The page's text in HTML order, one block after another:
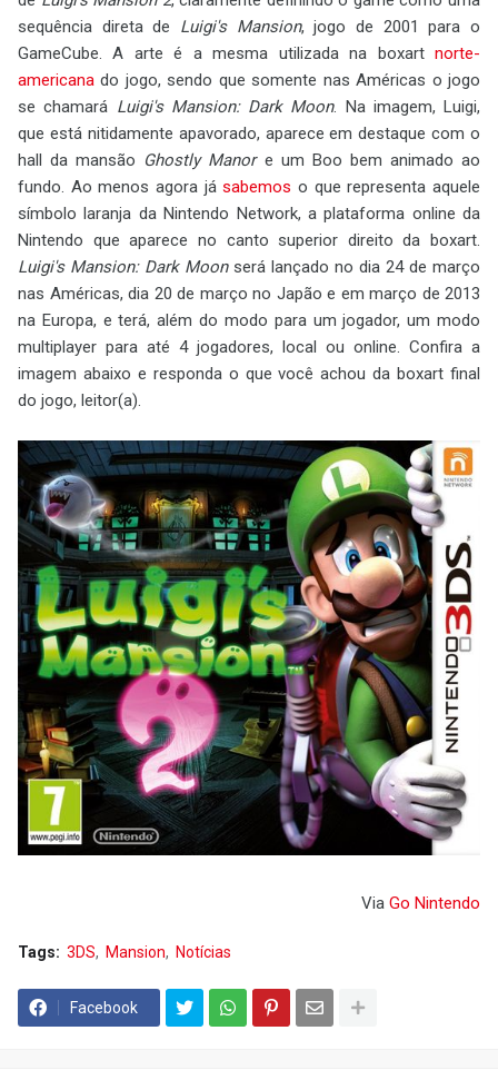
sequência direta de Luigi's Mansion, jogo de 2001 para o
GameCube. A arte é a mesma utilizada na boxart norte-
americana do jogo, sendo que somente nas Américas o jogo
se chamará Luigi's Mansion: Dark Moon. Na imagem, Luigi,
que está nitidamente apavorado, aparece em destaque com o
hall da mansão Ghostly Manore um Boo bem animado ao
fundo. Ao menos agora jásabemos o que representa aquele
símbolo laranja da Nintendo Network, a plataforma online da
Nintendo que aparece no canto superior direito da boxart.
Luigi's Mansion: Dark Moonserá lançado no dia 24 de março
nas Américas, dia 20 de março no Japão e em março de 2013
na Europa, e terá, além do modo para um jogador, um modo
multiplayer para até 4 jogadores, local ou online. Confira a
imagem abaixo e responda o que você achou da boxart final
do jogo, leitor(a).
Via Go Nintendo
Tags: 3DS Mansion Notícias
Facebook